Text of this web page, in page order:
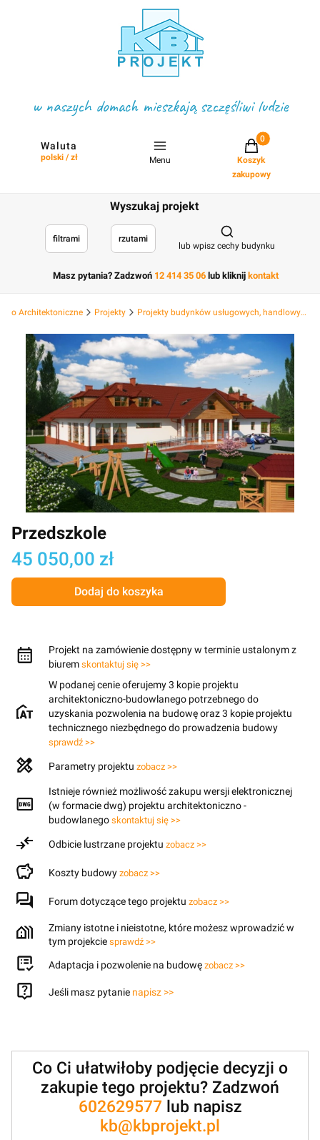
w naszych domach mieszkają szczęśliwi ludzie
Waluta
polski / zł Menu
Projekty w
Koszyk
zakupowy
Wyszukaj projekt
filtrami rzutami
Otwórz
lub wpisz cechy budynku
Masz pytania? Zadzwoń 12 414 35 06 lub kliknij kontakt
Architektoniczne Projekty Projekty budynków usługowych, handlowych hotelowych, deweloperskich i hal
Przedszkole
Cena
45 050,00 zł
Dodaj do koszyka
Projekt na zamówienie dostępny w terminie ustalonym z
biurem skontaktuj się >>
W podanej cenie oferujemy 3 kopie projektu
architektoniczno-budowlanego potrzebnego do
uzyskania pozwolenia na budowę oraz 3 kopie projektu
technicznego niezbędnego do prowadzenia budowy
sprawdź >>
Parametry projektu zobacz >>
Istnieje również możliwość zakupu wersji elektronicznej
(w formacie dwg) projektu architektoniczno -
budowlanego skontaktuj się >>
Odbicie lustrzane projektu zobacz >>
Koszty budowy zobacz >>
Forum dotyczące tego projektu zobacz >>
Zmiany istotne i nieistotne, które możesz wprowadzić w
tym projekcie sprawdź >>
Adaptacja i pozwolenie na budowę zobacz >>
Jeśli masz pytanie napisz >>
Co Ci ułatwiłoby podjęcie decyzji o
zakupie tego projektu? Zadzwoń
602629577lub napisz
kb@kbprojekt.pl